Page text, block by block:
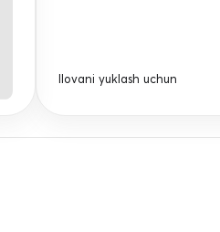
Ilovani yuklash uchun